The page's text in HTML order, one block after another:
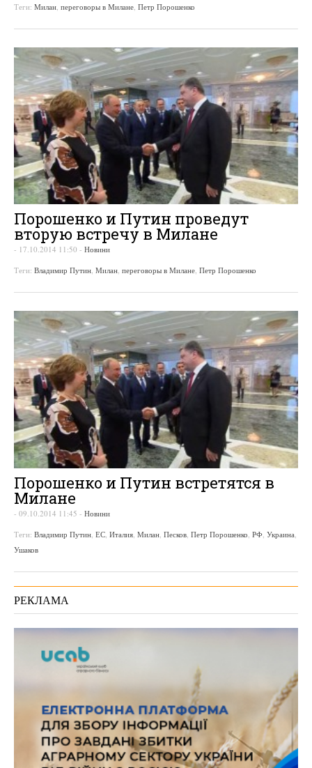
Теги: Милан переговоры в Милане Петр Порошенко
Порошенко и Путин проведут
вторую встречу в Милане
- 17.10.2014 11:50 - Новини
Теги: Владимир Путин, Милан, переговоры в Милане, Петр Порошенко
Порошенко и Путин встретятся в
Милане
- 09.10.2014 11:45 - Новини
Теги: Владимир Путин, ЕС, Италия, Милан, Песков, Петр Порошенко, РФ, Украина,
Ушаков
РЕКЛАМА